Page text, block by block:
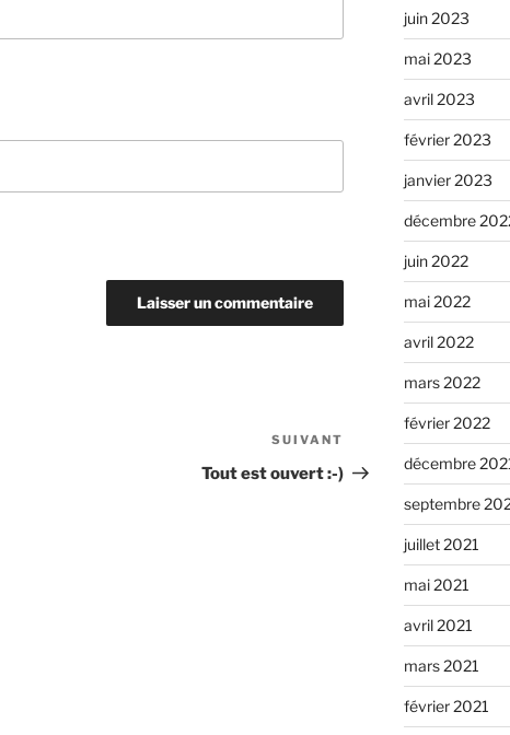
suivant
SUIVANT
Tout est ouvert :-)
juin 2023
mai 2023
avril 2023
février 2023
janvier 2023
décembre
juin 2022
mai 2022
avril 2022
mars 2022
février 2022
décembre
septembre
juillet 2021
mai 2021
avril 2021
mars 2021
février 2021